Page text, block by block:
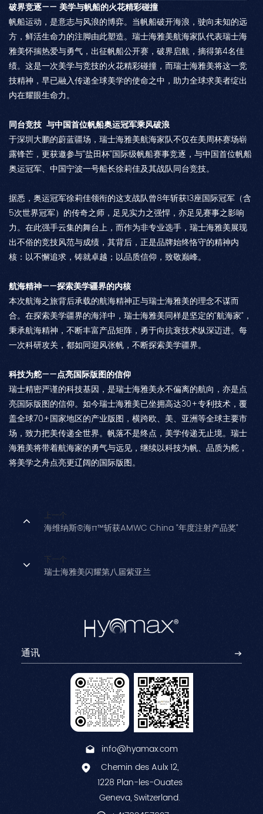
破界竞逐—— 美学与帆船的火花精彩碰撞
帆船运动，是意志与风浪的博弈。当帆船破开海浪，驶向未知的远
方，鲜活生命力的注脚由此塑造。瑞士海雅美航海家队代表瑞士海
雅美怀揣热爱与勇气，出征帆船公开赛，破界启航，摘得第4名佳
绩。这是一次美学与竞技的火花精彩碰撞，而瑞士海雅美将这一竞
技精神，早已融入传递全球美学的使命之中，助力全球求美者绽出
内在耀眼生命力。
同台竞技 与中国首位帆船奥运冠军乘风破浪
于深圳大鹏的蔚蓝疆场，瑞士海雅美航海家队不仅在美周杯赛场崭
露锋芒，更获邀参与“盐田杯”国际级帆船赛事竞逐，与中国首位帆船
奥运冠军、中国宁波一号船长徐莉佳及其战队同台竞技。
据悉，奥运冠军徐莉佳领衔的这支战队曾8年斩获13座国际冠军（含
5次世界冠军）的传奇之师，足见实力之强悍，亦足见赛事之影响
力。在此强手云集的舞台上，而作为非专业选手，瑞士海雅美展现
出不俗的竞技风范与成绩，其背后，正是品牌始终恪守的精神内
核：以不懈追求，铸就卓越；以品质信仰，致敬巅峰。
航海精神——探索美学疆界的内核
本次航海之旅背后承载的航海精神正与瑞士海雅美的理念不谋而
合。在探索美学疆界的海洋中，瑞士海雅美同样是坚定的“航海家”，
秉承航海精神，不断丰富产品矩阵，勇于向抗衰技术纵深迈进。每
一次科研攻关，都如同迎风张帆，不断探索美学疆界。
科技为舵——点亮国际版图的信仰
瑞士精密严谨的科技基因，是瑞士海雅美永不偏离的航向，亦是点
亮国际版图的信仰。如今瑞士海雅美已坐拥高达30+专利技术，覆
盖全球70+国家地区的产业版图，横跨欧、美、亚洲等全球主要市
场，致力把美传递全世界。帆落不是终点，美学传递无止境。瑞士
海雅美将带着航海家的勇气与远见，继续以科技为帆、品质为舵，
将美学之舟点亮更辽阔的国际版图。
上一个
海维纳斯®海π™斩获AMWC China “年度注射产品奖”
下一个
瑞士海雅美闪耀第八届紫亚兰
info@hyamax.com
Chemin des Aulx 12,
1228 Plan-les-Ouates
Geneva, Switzerland.